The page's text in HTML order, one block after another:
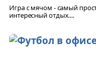
Игра с мячом - самый
интересный отдых....